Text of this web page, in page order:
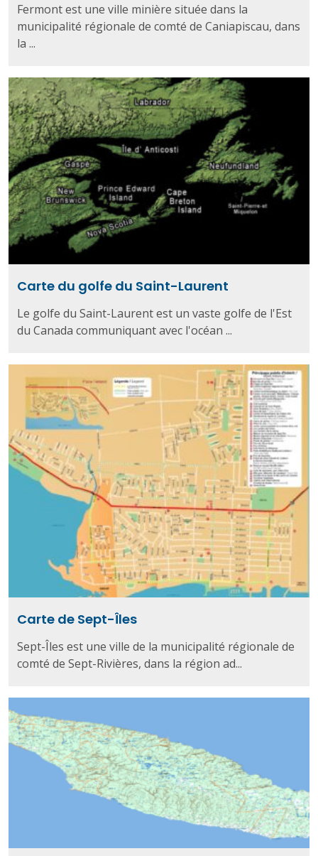
Fermont est une ville minière située dans la
municipalité régionale de comté de Caniapiscau, dans
la ...
Carte du golfe du Saint-Laurent
Le golfe du Saint-Laurent est un vaste golfe de l'Est
du Canada communiquant avec l'océan ...
Carte de Sept-Îles
Sept-Îles est une ville de la municipalité régionale de
comté de Sept-Rivières, dans la région ad...